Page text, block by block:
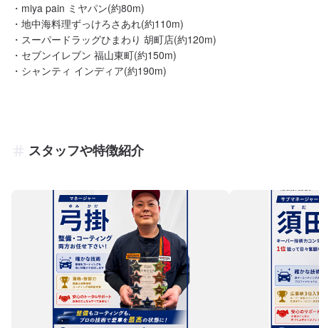
・miya pain ミヤパン(約80m)
・地中海料理ずっけろさあれ(約110m)
・スーパードラッグひまわり 胡町店(約120m)
・セブンイレブン 福山東町(約150m)
・シャンティ インディア(約190m)
スタッフや特徴紹介